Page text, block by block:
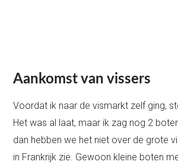
Aankomst van vissers
Voordat ik naar de vismarkt zelf ging,
Het was al laat, maar ik zag nog 2
dan hebben we het niet over de grote
in Frankrijk zie. Gewoon kleine boten